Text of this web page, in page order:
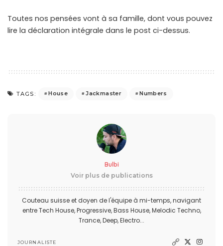
Toutes nos pensées vont à sa famille, dont vous pouvez
lire la déclaration intégrale dans le post ci-dessus.
TAGS: House Jackmaster Numbers
Bulbi
Voir plus de publications
Couteau suisse et doyen de l'équipe à mi-temps, navigant
entre Tech House, Progressive, Bass House, Melodic Techno,
Trance, Deep, Electro...
JOURNALISTE